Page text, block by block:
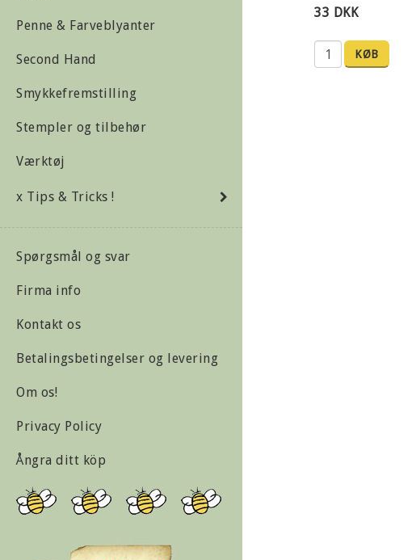
Penne & Farveblyanter
Second Hand
Smykkefremstilling
Stempler og tilbehør
Værktøj
x Tips & Tricks !
Spørgsmål og svar
Firma info
Kontakt os
Betalingsbetingelser og levering
Om os!
Privacy Policy
Ångra ditt köp
33 DKK
KØB